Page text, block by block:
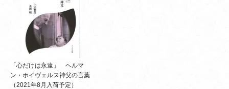
「心だけは永遠」 ヘルマ
ン・ホイヴェルス神父の言葉
（2021年8月入荷予定）